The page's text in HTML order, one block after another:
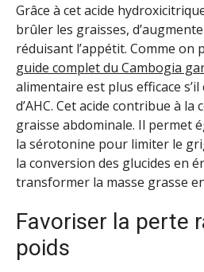
Grâce à cet acide
brûler les graisses,
réduisant l’appétit. Comme on
guide complet du Cambogia
alimentaire est plus efficace
d’AHC. Cet acide contribue à la
graisse abdominale. Il permet
la sérotonine pour limiter le
la conversion des glucides en
transformer la masse grasse
Favoriser la perte
poids